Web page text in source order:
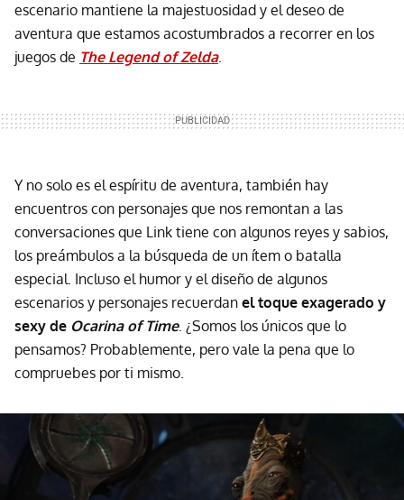
escenario mantiene la majestuosidad y el deseo de
aventura que estamos acostumbrados a recorrer en los
juegos de The Legend of Zelda.
Y no solo es el espíritu de aventura, también hay
encuentros con personajes que nos remontan a las
conversaciones que Link tiene con algunos reyes y sabios,
los preámbulos a la búsqueda de un ítem o batalla
especial. Incluso el humor y el diseño de algunos
escenarios y personajes recuerdan el toque exagerado y
sexy de Ocarina of Time. ¿Somos los únicos que lo
pensamos? Probablemente, pero vale la pena que lo
compruebes por ti mismo.